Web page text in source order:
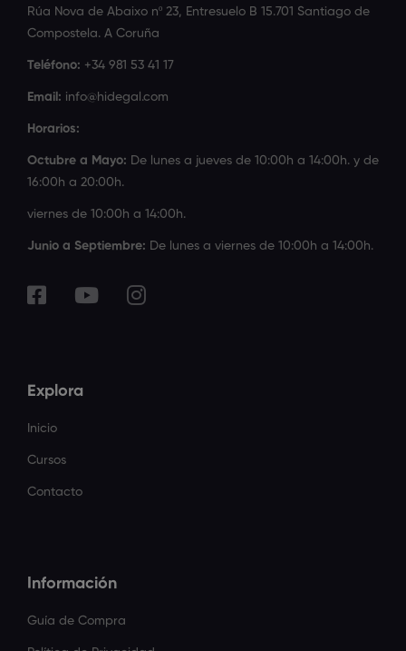
Rúa Nova de Abaixo nº 23, Entresuelo B 15.701 Santiago de
Compostela. A Coruña
Teléfono: +34 981 53 41 17
Email: info@hidegal.com
Horarios:
Octubre a Mayo: De lunes a jueves de 10:00h a 14:00h. y de
16:00h a 20:00h.
viernes de 10:00h a 14:00h.
Junio a Septiembre: De lunes a viernes de 10:00h a 14:00h.
Explora
Inicio
Cursos
Contacto
Información
Guía de Compra